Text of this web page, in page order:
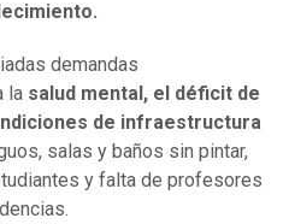
demandas
la salud mental, el déficit de
de infraestructura
salas y baños sin pintar,
y falta de profesores